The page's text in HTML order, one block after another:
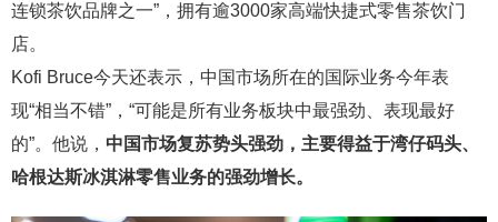
连锁茶饮品牌之一”，拥有逾3000家高端快捷式零售茶饮门
店。
Kofi Bruce今天还表示，中国市场所在的国际业务今年表
现“相当不错”，“可能是所有业务板块中最强劲、表现最好
的”。他说， 中国市场复苏势头强劲，主要得益于湾仔码头、
哈根达斯冰淇淋零售业务的强劲增长。